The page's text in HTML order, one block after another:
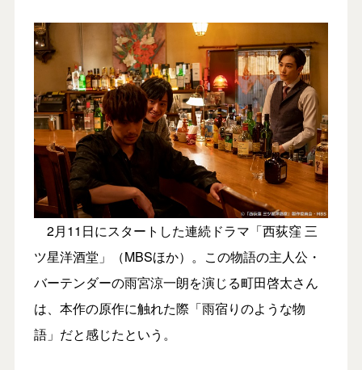
2月11日にスタートした連続ドラマ「西荻窪 三
ツ星洋酒堂」（MBSほか）。この物語の主人公・
バーテンダーの雨宮涼一朗を演じる町田啓太さん
は、本作の原作に触れた際「雨宿りのような物
語」だと感じたという。